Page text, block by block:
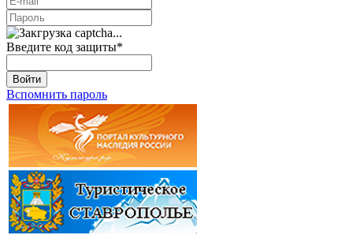
Введите код защиты*
Войти
Вспомнить пароль